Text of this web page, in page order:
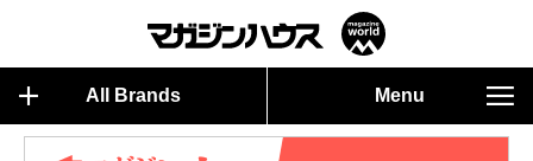
All Brands Menu